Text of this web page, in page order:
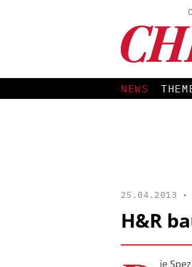
NEWS
25.04.2013 •
H&R
ie